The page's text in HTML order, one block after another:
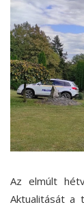
Az elmúlt
Aktualitását a